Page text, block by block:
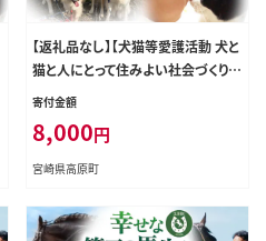
【返礼品なし】【犬猫等愛護活動 犬と
猫と人にとって住みよい社会づくりを
応援】宮崎県 高原町 特定非営利活
P00056
寄付金額
8,000円
宮崎県高原町